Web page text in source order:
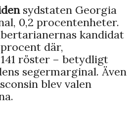
sydstaten Georgia
0,2 procentenheter.
kandidat
procent där,
röster – betydligt
segermarginal. Även
blev valen